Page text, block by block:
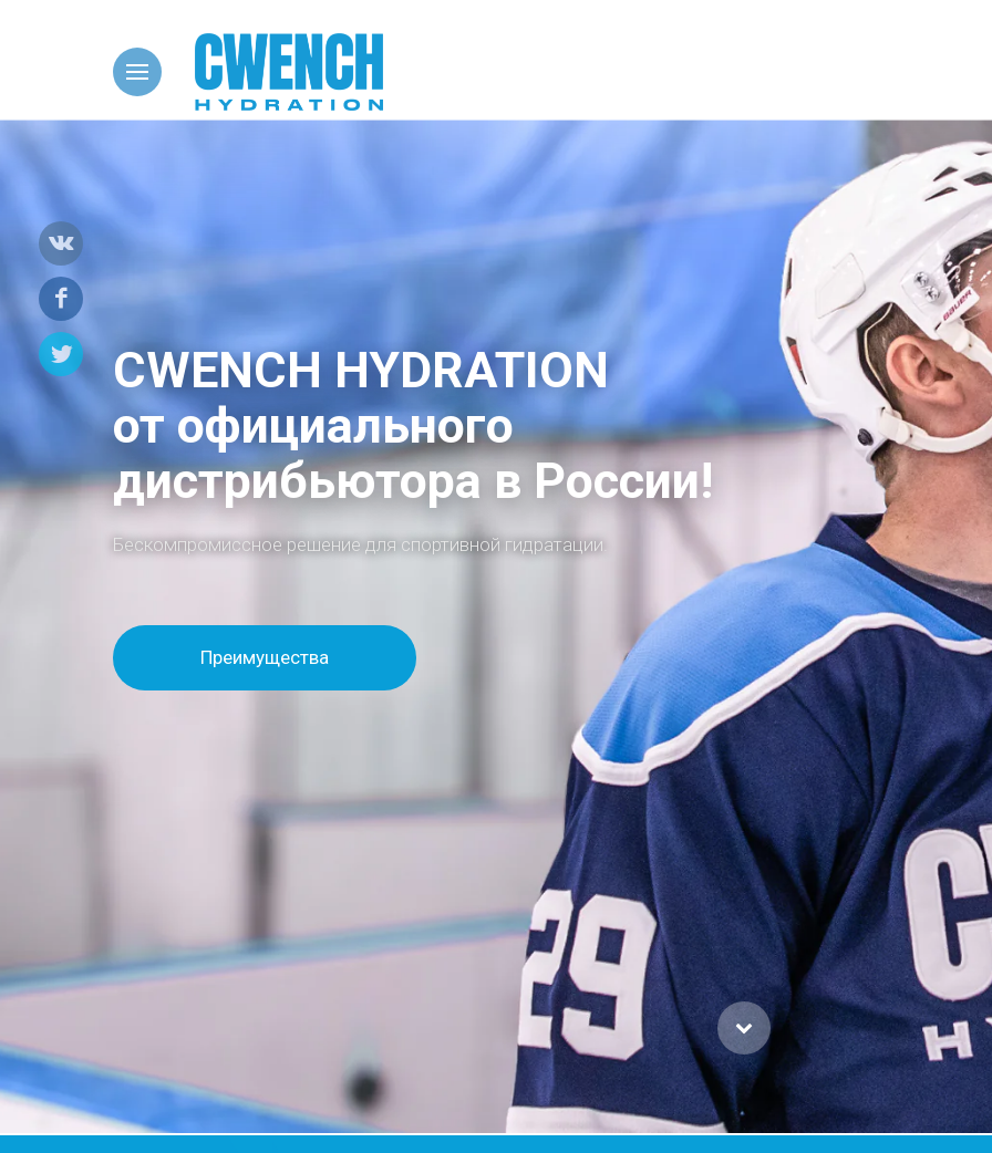
КУПИТЬ НА OZON
CWENCH HYDRATION
от официального
дистрибьютора в России!
Бескомпромиссное решение для спортивной гидратации.
Преимущества